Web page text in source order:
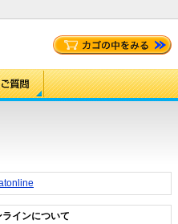
インについて